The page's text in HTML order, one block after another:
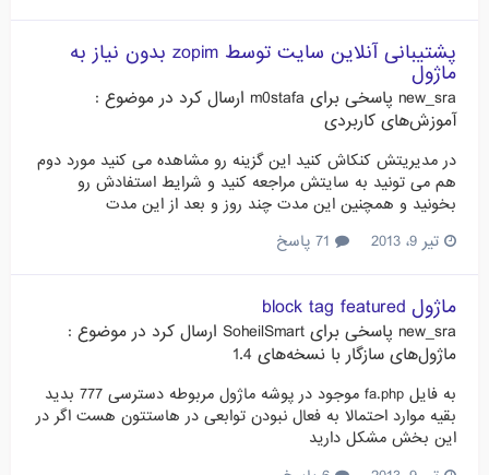
پشتیبانی آنلاین سایت توسط zopim بدون نیاز به
ماژول
new_sra پاسخی برای m0stafa ارسال کرد در موضوع :
آموزش‌های کاربردی
در مدیریتش کنکاش کنید این گزینه رو مشاهده می کنید مورد دوم
هم می تونید به سایتش مراجعه کنید و شرایط استفادش رو
بخونید و همچنین این مدت چند روز و بعد از این مدت
تیر 9، 2013
ماژول block tag featured
new_sra پاسخی برای SoheilSmart ارسال کرد در موضوع :
ماژول‌های سازگار با نسخه‌های 1.4
به فایل fa.php موجود در پوشه ماژول مربوطه دسترسی 777 بدید
بقیه موارد احتمالا به فعال نبودن توابعی در هاستتون هست اگر در
این بخش مشکل دارید